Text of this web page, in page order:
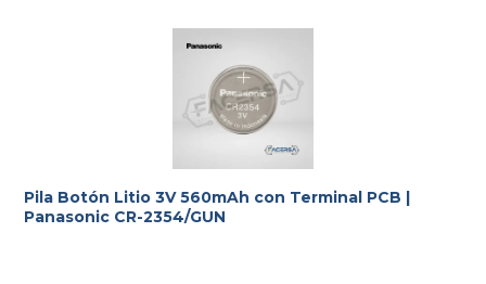
Pila Botón Litio 3V 560mAh con Terminal PCB |
Panasonic CR-2354/GUN